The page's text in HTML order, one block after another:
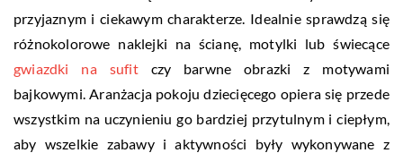
przyjaznym i ciekawym charakterze. Idealnie sprawdzą się
różnokolorowe naklejki na ścianę, motylki lub świecące
gwiazdki na sufitczy barwne obrazki z motywami
bajkowymi. Aranżacja pokoju dziecięcego opiera się przede
wszystkim na uczynieniu go bardziej przytulnym i ciepłym,
aby wszelkie zabawy i aktywności były wykonywane z